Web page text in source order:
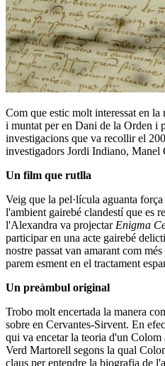
Com que estic molt interessat en la
i muntat per en Dani de la Orden i
investigacions que va recollir el
investigadors Jordi Indiano,
Un film que rutlla
Veig que la pel·lícula aguanta
l'ambient gairebé clandestí que es
l'Alexandra va projectar Enigma
participar en una acte gairebé
nostre passat van amarant com
parem esment en el tractament
Un preàmbul original
Trobo molt encertada la manera
sobre en Cervantes-Sirvent. En
qui va encetar la teoria d'un
Verd Martorell segons la qual
claus per entendre la biografia de